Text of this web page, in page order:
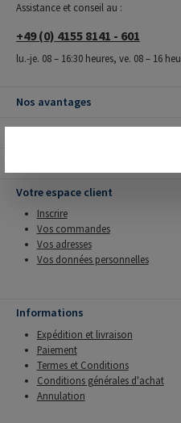
Assistance et conseil au :
+49 (0) 4155 8141 - 601
lu.-je. 08 – 16:30 heures, ve. 08 – 16
Nos avantages
Votre espace client
Inscrire
Vos commandes
Vos adresses
Vos données personnelles
Informations
Expédition et livraison
Paiement
Termes et Conditions
Conditions générales d'achat
Annulation